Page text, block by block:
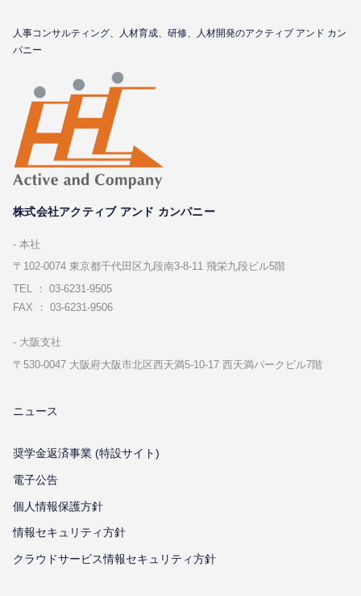
⼈事コンサルティング、⼈材育成、研修、⼈材開発のアクティブ アンド カン
パニー
株式会社アクティブ アンド カンパニー
本社
〒102-0074 東京都千代⽥区九段南3-8-11 飛栄九段ビル5階
TEL ： 03-6231-9505
FAX ： 03-6231-9506
⼤阪⽀社
〒530-0047 ⼤阪府⼤阪市北区⻄天満5-10-17 ⻄天満パークビル7階
ニュース
奨学金返済事業 (特設サイト)
電子公告
個⼈情報保護⽅針
情報セキュリティ⽅針
クラウドサービス情報セキュリティ方針